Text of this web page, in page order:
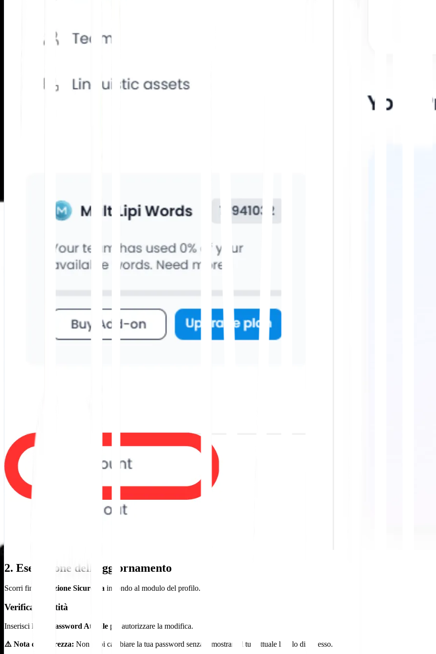
2. Esecuzione dell'aggiornamento
Scorri fino al Sezione Sicurezza in fondo al modulo del profilo.
Verifica Identità
Inserisci la tua Password Attuale per autorizzare la modifica.
⚠️ Nota di Sicurezza: Non puoi cambiare la tua password senza dimostrare il tuo attuale livello di accesso.